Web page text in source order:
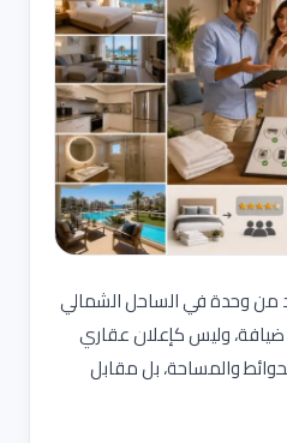
من وحدة في الساحل الشمالي
ضيافة، وليس كإعلان عقاري
والمساحة، بل مقابل